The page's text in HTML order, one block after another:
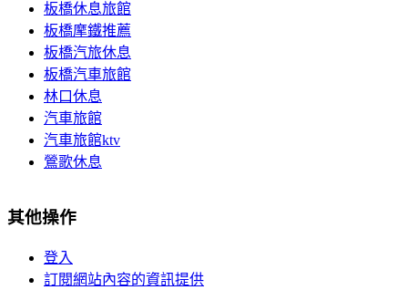
板橋休息旅館
板橋摩鐵推薦
板橋汽旅休息
板橋汽車旅館
林口休息
汽車旅館
汽車旅館ktv
鶯歌休息
其他操作
登入
訂閱網站內容的資訊提供